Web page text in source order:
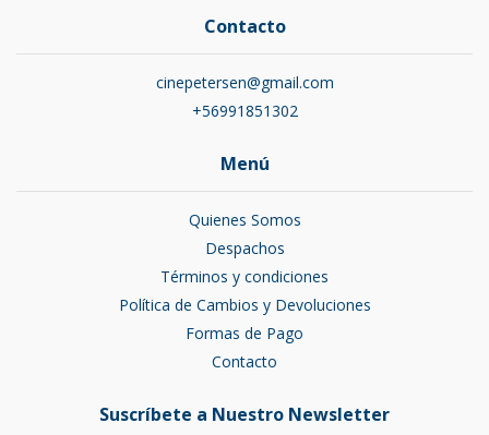
Contacto
cinepetersen@gmail.com
+56991851302
Menú
Quienes Somos
Despachos
Términos y condiciones
Política de Cambios y Devoluciones
Formas de Pago
Contacto
Suscríbete a Nuestro Newsletter